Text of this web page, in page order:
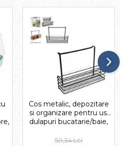
Cos metalic, depozitare
si organizare pentru usi
dulapuri bucatarie/baie,
50,34 Lei